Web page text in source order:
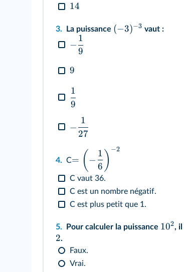
14
3. La puissance (−3)−3 vaut :
−
9
1
9
9
1
−
27
1
4. C= ( −
6
1 ) −2
C vaut 36.
C est un nombre négatif.
C est plus petit que 1.
5. Pour calculer la puissance 102, il
2.
Faux.
Vrai.